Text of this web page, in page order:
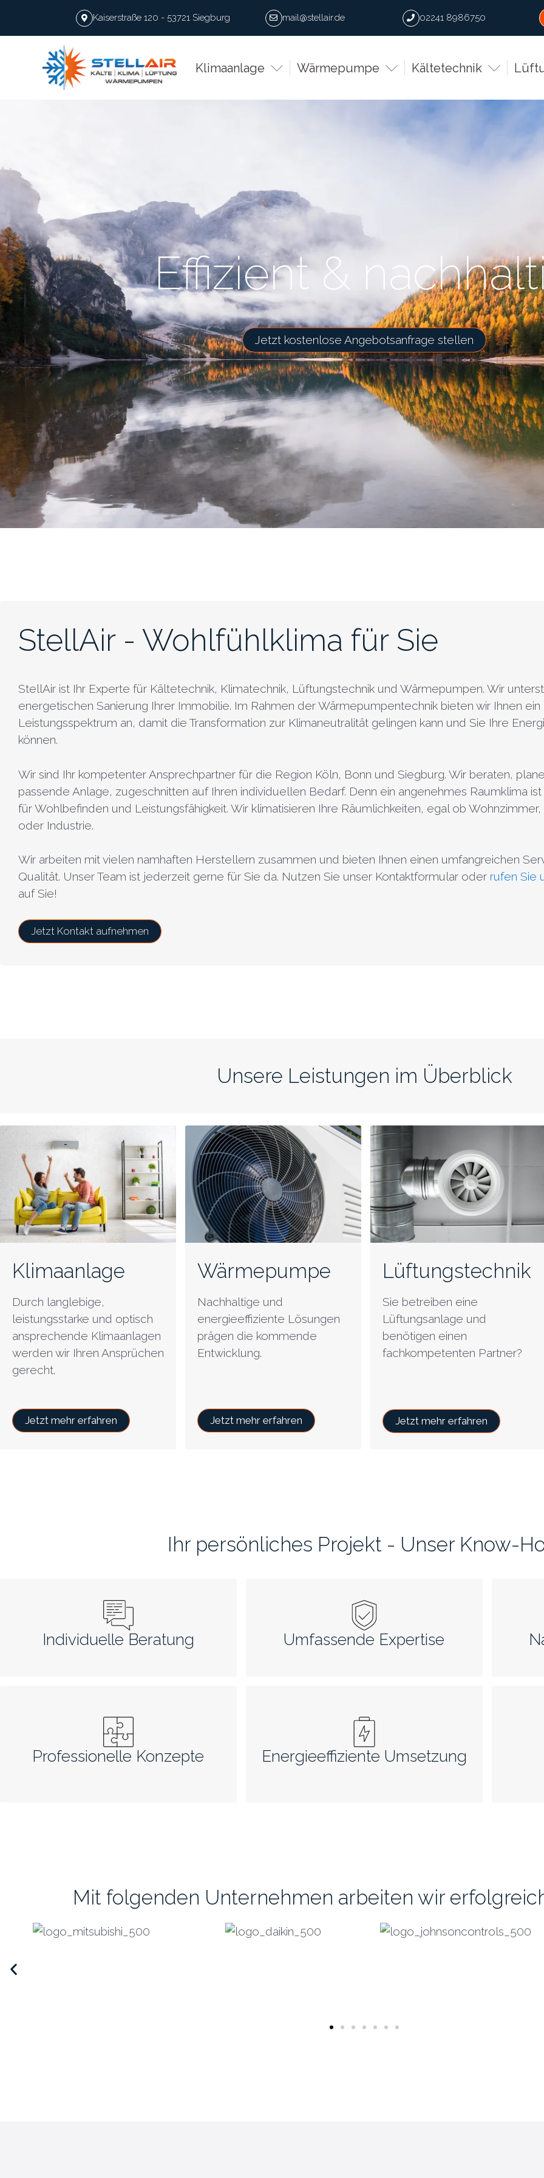
Kaiserstraße 120 - 53721 Siegburg mail@stellair.de 02241 8986750
Klimaanlage Wärmepumpe Kältetechnik
Effizient &
Jetzt kostenlose Angebotsanfrage stellen
StellAir - Wohlfühlklima für Sie
StellAir ist Ihr Experte für Kältetechnik, Klimatechnik, Lüftungstechnik und Wärmepumpen. Wir
energetischen Sanierung Ihrer Immobilie. Im Rahmen der Wärmepumpentechnik bieten wir Ihnen
Leistungsspektrum an, damit die Transformation zur Klimaneutralität gelingen kann und Sie Ihre
können.
Wir sind Ihr kompetenter Ansprechpartner für die Region Köln, Bonn und Siegburg. Wir beraten,
passende Anlage, zugeschnitten auf Ihren individuellen Bedarf. Denn ein angenehmes Raumklima
für Wohlbefinden und Leistungsfähigkeit. Wir klimatisieren Ihre Räumlichkeiten, egal ob
oder Industrie.
Wir arbeiten mit vielen namhaften Herstellern zusammen und bieten Ihnen einen umfangreichen
Qualität. Unser Team ist jederzeit gerne für Sie da. Nutzen Sie unser Kontaktformular oder rufen Sie
auf Sie!
Jetzt Kontakt aufnehmen
Unsere Leistungen im Überblick
Klimaanlage
Durch langlebige,
leistungsstarke und optisch
ansprechende Klimaanlagen
werden wir Ihren Ansprüchen
gerecht.
Jetzt mehr erfahren
Wärmepumpe
Nachhaltige und
energieeffiziente Lösungen
prägen die kommende
Entwicklung.
Jetzt mehr erfahren
Lüftungstechnik
Sie betreiben eine
Lüftungsanlage und
benötigen einen
fachkompetenten Partner?
Jetzt mehr erfahren
Ihr persönliches Projekt - Unser Know-
Individuelle Beratung Umfassende Expertise
Professionelle Konzepte Energieeffiziente Umsetzung
Mit folgenden Unternehmen arbeiten wir